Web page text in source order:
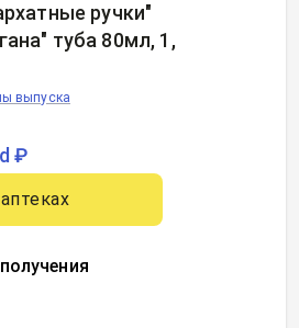
ручки"
туба 80мл, 1 ,
выпуска
₽